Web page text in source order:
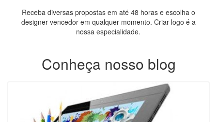
Receba diversas propostas em até 48 horas e escolha o
designer vencedor em qualquer momento. Criar logo é a
nossa especialidade.
Conheça nosso blog